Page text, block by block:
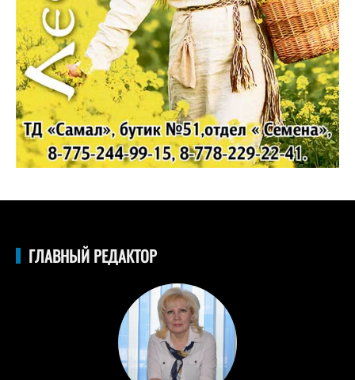
ГЛАВНЫЙ РЕДАКТОР